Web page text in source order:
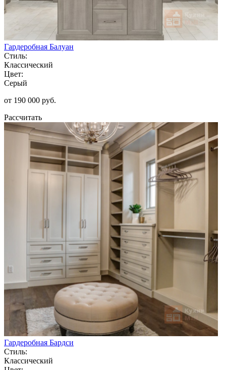
Гардеробная Балуан
Стиль:
Классический
Цвет:
Серый
от 190 000 руб.
Рассчитать
Гардеробная Бардси
Стиль:
Классический